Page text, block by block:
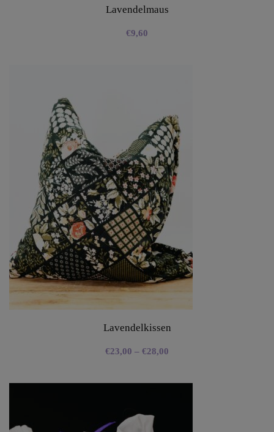
Lavendelmaus
€9,60
Lavendelkissen
€23,00 – €28,00